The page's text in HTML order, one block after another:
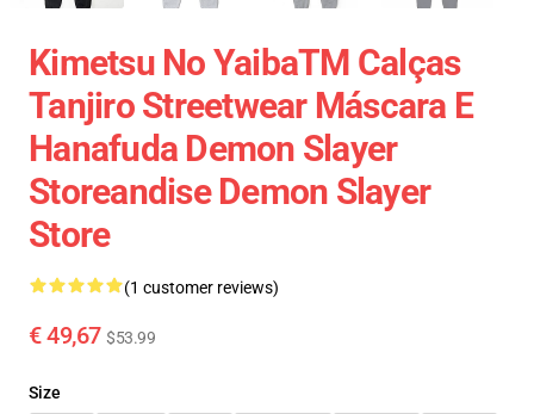
Kimetsu No YaibaTM Calças
Tanjiro Streetwear Máscara E
Hanafuda Demon Slayer
Storeandise Demon Slayer
Store
(1 customer reviews)
€ 49,67 $53.99
Size